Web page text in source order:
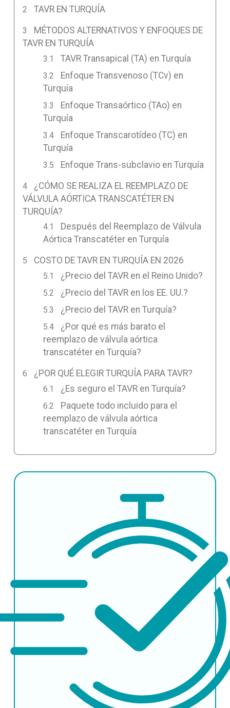
TAVR EN TURQUÍA
MÉTODOS ALTERNATIVOS Y ENFOQUES DE
TAVR EN TURQUÍA
TAVR Transapical (TA) en Turquía
Enfoque Transvenoso (TCv) en
Turquía
Enfoque Transaórtico (TAo) en
Turquía
Enfoque Transcarotídeo (TC) en
Turquía
Enfoque Trans-subclavio en Turquía
¿CÓMO SE REALIZA EL REEMPLAZO DE
VÁLVULA AÓRTICA TRANSCATÉTER EN
TURQUÍA?
Después del Reemplazo de Válvula
Aórtica Transcatéter en Turquía
COSTO DE TAVR EN TURQUÍA EN 2026
¿Precio del TAVR en el Reino Unido?
¿Precio del TAVR en los EE. UU.?
¿Precio del TAVR en Turquía?
¿Por qué es más barato el
reemplazo de válvula aórtica
transcatéter en Turquía?
¿POR QUÉ ELEGIR TURQUÍA PARA TAVR?
¿Es seguro el TAVR en Turquía?
Paquete todo incluido para el
reemplazo de válvula aórtica
transcatéter en Turquía